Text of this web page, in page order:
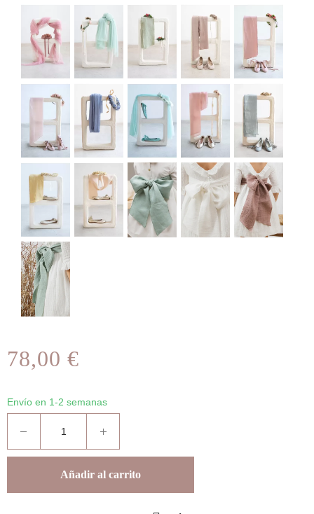
78,00 €
Envío en 1-2 semanas
Añadir al carrito